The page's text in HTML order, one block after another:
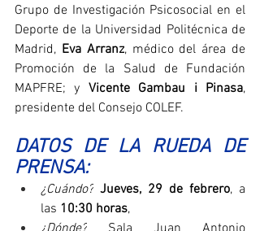
Grupo de Investigación Psicosocial en el
Deporte de la Universidad Politécnica de
Madrid, Eva Arranz, médico del área de
Promoción de la Salud de Fundación
MAPFRE; y Vicente Gambau i Pinasa,
presidente del Consejo COLEF.
DATOS DE LA RUEDA DE
PRENSA:
¿Cuándo? Jueves, 29 de febrero, a
las 10:30 horas,